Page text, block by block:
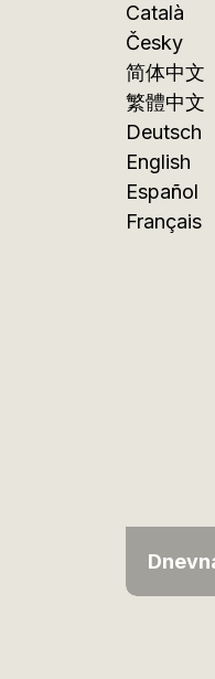
Català
Česky
简体中文
繁體中文
Deutsch
English
Español
Français